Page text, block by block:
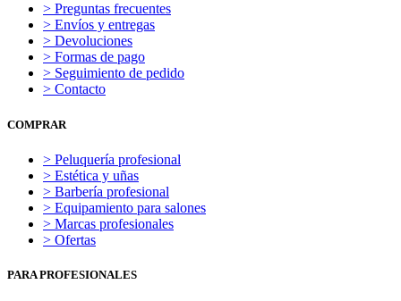
> Preguntas frecuentes
> Envíos y entregas
> Devoluciones
> Formas de pago
> Seguimiento de pedido
> Contacto
COMPRAR
> Peluquería profesional
> Estética y uñas
> Barbería profesional
> Equipamiento para salones
> Marcas profesionales
> Ofertas
PARA PROFESIONALES